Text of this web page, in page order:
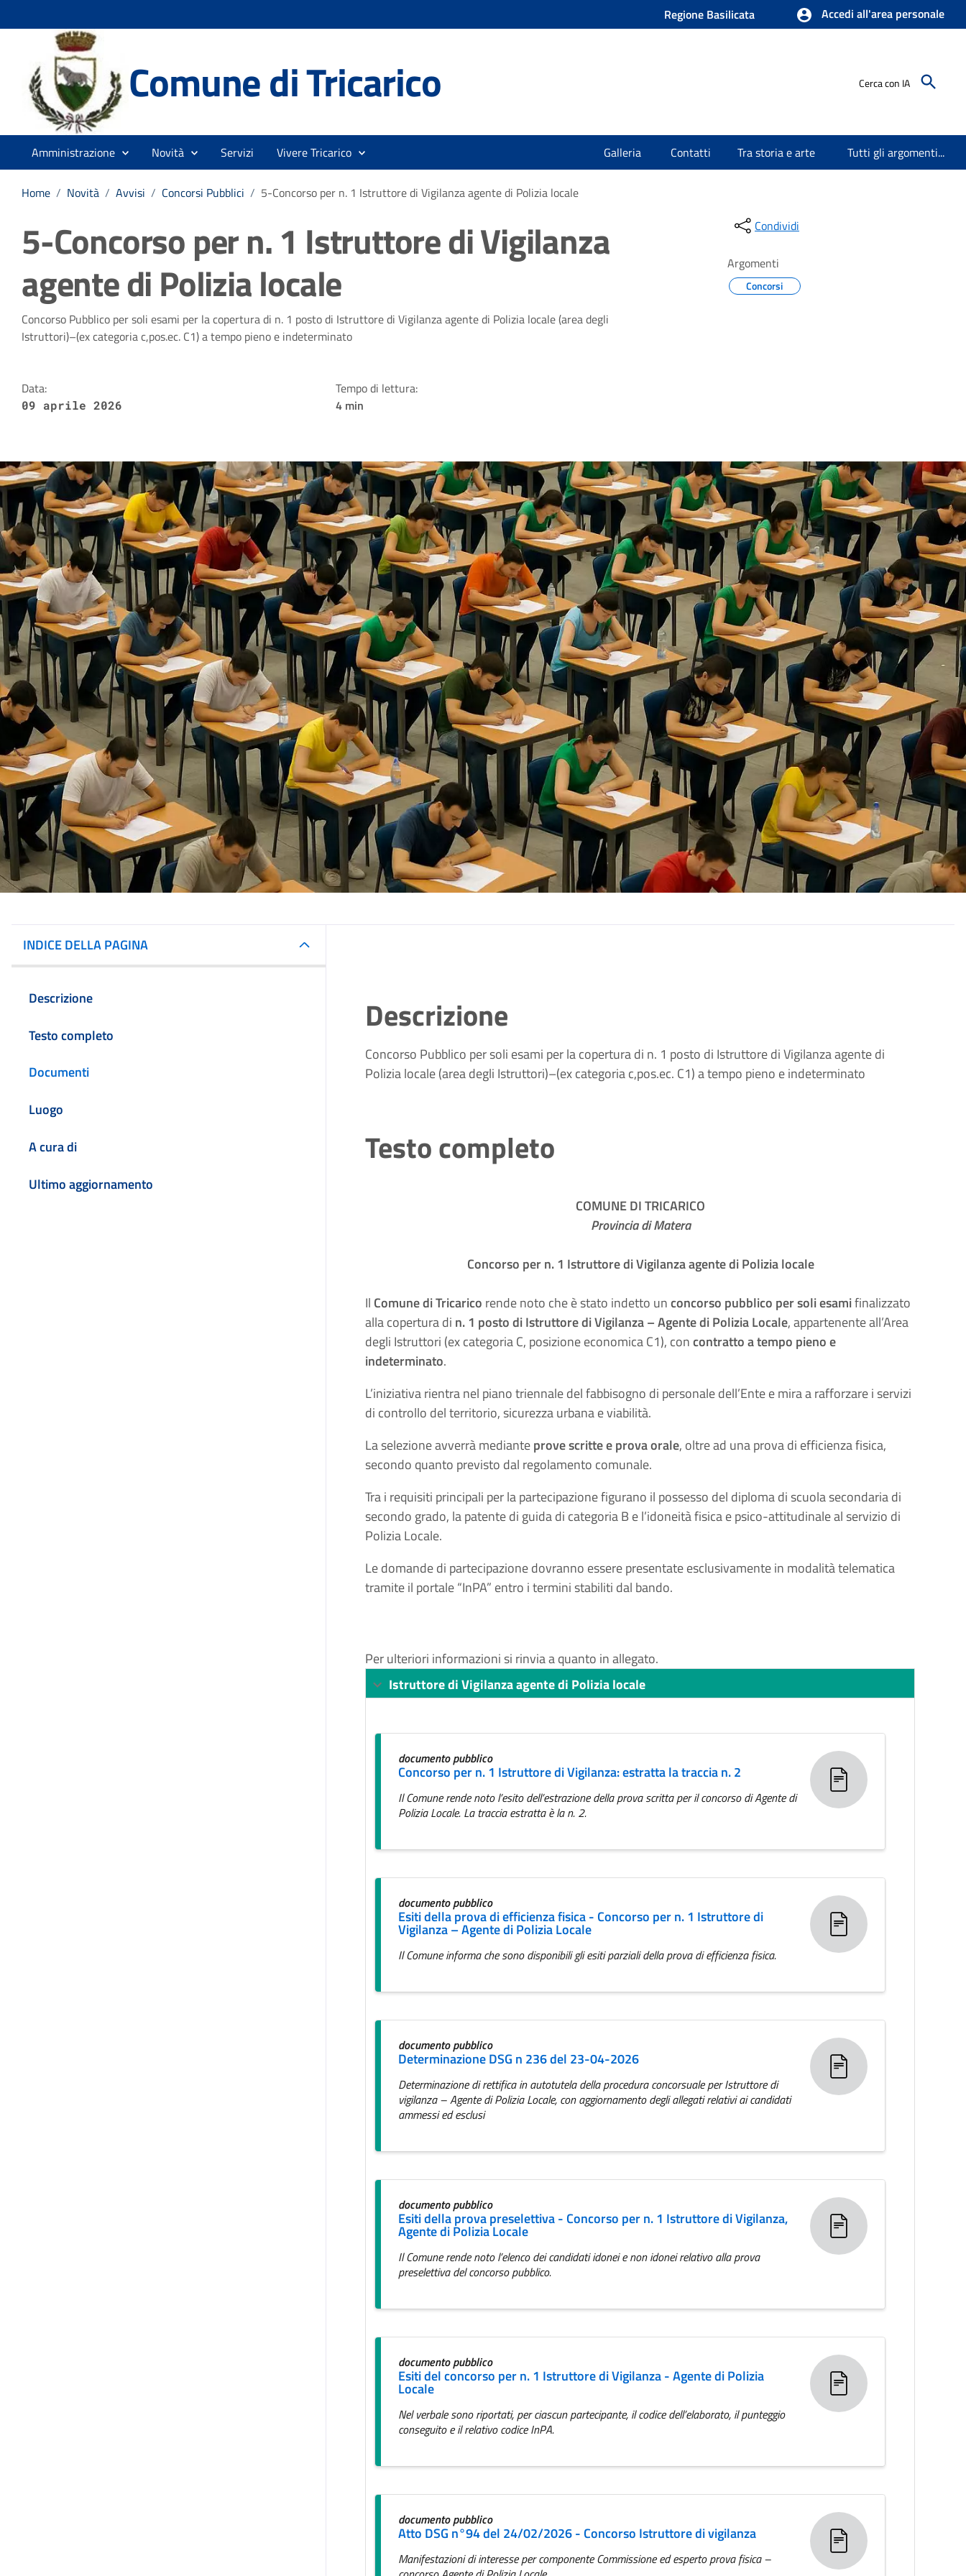
Regione Basilicata Accedi all'area personale
Comune di Tricarico Cerca con IA
Amministrazione Novità Servizi Vivere Tricarico Galleria Contatti Tra storia e arte Tutti gli argomenti...
Home / Novità / Avvisi / Concorsi Pubblici / 5-Concorso per n. 1 Istruttore di Vigilanza agente di Polizia locale
5-Concorso per n. 1 Istruttore di Vigilanza
agente di Polizia locale
Dettagli della notizia
Concorso Pubblico per soli esami per la copertura di n. 1 posto di Istruttore di Vigilanza agente di Polizia locale (area degli
Istruttori)–(ex categoria c,pos.ec. C1) a tempo pieno e indeterminato
Data:
09 aprile 2026
Tempo di lettura:
4 min
Condividi
Argomenti
Concorsi
INDICE DELLA PAGINA
Descrizione
Testo completo
Documenti
Luogo
A cura di
Ultimo aggiornamento
Descrizione
Concorso Pubblico per soli esami per la copertura di n. 1 posto di Istruttore di Vigilanza agente di
Polizia locale (area degli Istruttori)–(ex categoria c,pos.ec. C1) a tempo pieno e indeterminato
Testo completo
COMUNE DI TRICARICO
Provincia di Matera
Concorso per n. 1 Istruttore di Vigilanza agente di Polizia locale
Il Comune di Tricarico rende noto che è stato indetto unconcorso pubblico per soli esamifinalizzato
alla copertura di n. 1 posto di Istruttore di Vigilanza – Agente di Polizia Locale, appartenente all’Area
degli Istruttori (ex categoria C, posizione economica C1), concontratto a tempo pieno e
indeterminato.
L’iniziativa rientra nel piano triennale del fabbisogno di personale dell’Ente e mira a rafforzare i servizi
di controllo del territorio, sicurezza urbana e viabilità.
La selezione avverrà medianteprove scritte e prova orale, oltre ad una prova di efficienza fisica,
secondo quanto previsto dal regolamento comunale.
Tra i requisiti principali per la partecipazione figurano il possesso del diploma di scuola secondaria di
secondo grado, la patente di guida di categoria B e l’idoneità fisica e psico-attitudinale al servizio di
Polizia Locale.
Le domande di partecipazione dovranno essere presentate esclusivamente in modalità telematica
tramite il portale “InPA” entro i termini stabiliti dal bando.
Per ulteriori informazioni si rinvia a quanto in allegato.
Istruttore di Vigilanza agente di Polizia locale
documento pubblico
Concorso per n. 1 Istruttore di Vigilanza: estratta la traccia n. 2
Il Comune rende noto l’esito dell’estrazione della prova scritta per il concorso di Agente di
Polizia Locale. La traccia estratta è la n. 2.
documento pubblico
Esiti della prova di efficienza fisica - Concorso per n. 1 Istruttore di
Vigilanza – Agente di Polizia Locale
Il Comune informa che sono disponibili gli esiti parziali della prova di efficienza fisica.
documento pubblico
Determinazione DSG n 236 del 23-04-2026
Determinazione di rettifica in autotutela della procedura concorsuale per Istruttore di
vigilanza – Agente di Polizia Locale, con aggiornamento degli allegati relativi ai candidati
ammessi ed esclusi
documento pubblico
Esiti della prova preselettiva - Concorso per n. 1 Istruttore di Vigilanza,
Agente di Polizia Locale
Il Comune rende noto l’elenco dei candidati idonei e non idonei relativo alla prova
preselettiva del concorso pubblico.
documento pubblico
Esiti del concorso per n. 1 Istruttore di Vigilanza - Agente di Polizia
Locale
Nel verbale sono riportati, per ciascun partecipante, il codice dell’elaborato, il punteggio
conseguito e il relativo codice InPA.
documento pubblico
Atto DSG n°94 del 24/02/2026 - Concorso Istruttore di vigilanza
Manifestazioni di interesse per componente Commissione ed esperto prova fisica –